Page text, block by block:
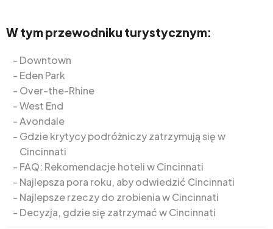
W tym przewodniku turystycznym:
Downtown
Eden Park
Over-the-Rhine
West End
Avondale
Gdzie krytycy podróżniczy zatrzymują się w
Cincinnati
FAQ: Rekomendacje hoteli w Cincinnati
Najlepsza pora roku, aby odwiedzić Cincinnati
Najlepsze rzeczy do zrobienia w Cincinnati
Decyzja, gdzie się zatrzymać w Cincinnati